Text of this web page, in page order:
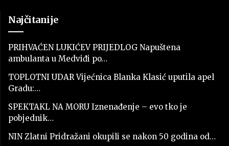
Najčitanije
PRIHVAĆEN LUKIĆEV PRIJEDLOG Napuštena
ambulanta u Medviđi po…
TOPLOTNI UDAR Vijećnica Blanka Klasić uputila apel
Gradu:…
SPEKTAKL NA MORU Iznenađenje – evo tko je
pobjednik…
NIN Zlatni Pridražani okupili se nakon 50 godina od…